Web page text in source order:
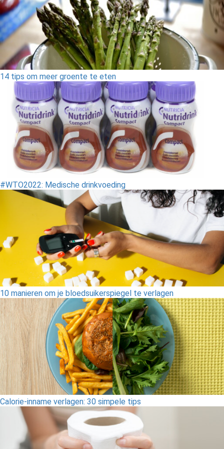
14 tips om meer groente te eten
#WTO2022: Medische drinkvoeding
10 manieren om je bloedsuikerspiegel te verlagen
Calorie-inname verlagen: 30 simpele tips